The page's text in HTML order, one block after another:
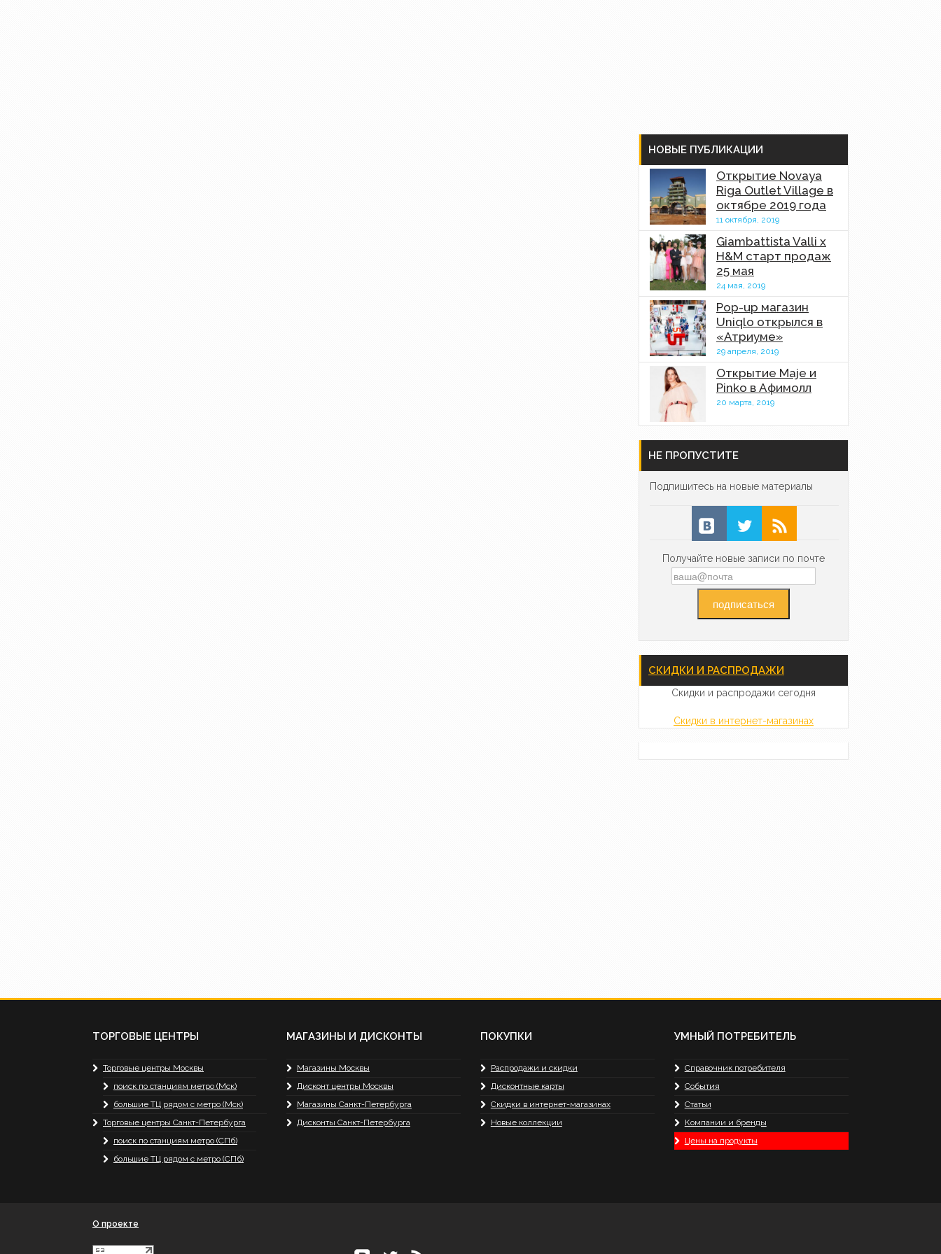
НОВЫЕ ПУБЛИКАЦИИ
Открытие Novaya
Riga Outlet Village в
октябре 2019 года
11 октября, 2019
Giambattista Valli x
H&M старт продаж
25 мая
24 мая, 2019
Pop-up магазин
Uniqlo открылся в
«Атриуме»
29 апреля, 2019
Открытие Maje и
Pinko в Афимолл
20 марта, 2019
НЕ ПРОПУСТИТЕ
Подпишитесь на новые материалы
Получайте новые записи по почте
СКИДКИ И РАСПРОДАЖИ
Скидки и распродажи сегодня
Скидки в интернет-магазинах
ТОРГОВЫЕ ЦЕНТРЫ
Торговые центры Москвы
поиск по станциям метро (Мск)
большие ТЦ рядом с метро (Мск)
Торговые центры Санкт-Петербурга
поиск по станциям метро (СПб)
большие ТЦ рядом с метро (СПб)
МАГАЗИНЫ И ДИСКОНТЫ
Магазины Москвы
Дисконт центры Москвы
Магазины Санкт-Петербурга
Дисконты Санкт-Петербурга
ПОКУПКИ
Распродажи и скидки
Дисконтные карты
Скидки в интернет-магазинах
Новые коллекции
УМНЫЙ ПОТРЕБИТЕЛЬ
Справочник потребителя
События
Статьи
Компании и бренды
Цены на продукты
О проекте